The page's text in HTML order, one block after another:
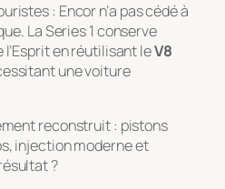
: Encor n’a pas cédé à
La Series 1 conserve
en réutilisant leV8
une voiture
reconstruit : pistons
injection moderne et
?